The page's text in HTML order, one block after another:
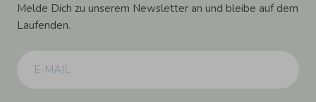
Melde Dich zu unserem Newsletter an und bleibe auf dem
Laufenden.